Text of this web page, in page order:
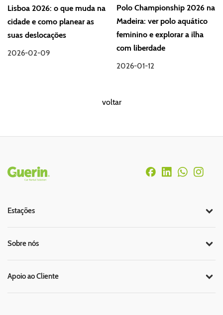
Lisboa 2026: o que muda na
cidade e como planear as
suas deslocações
2026-02-09
Polo Championship 2026 na
Madeira: ver polo aquático
feminino e explorar a ilha
com liberdade
2026-01-12
voltar
Rodapé
Estações
Sobre nós
Apoio ao Cliente